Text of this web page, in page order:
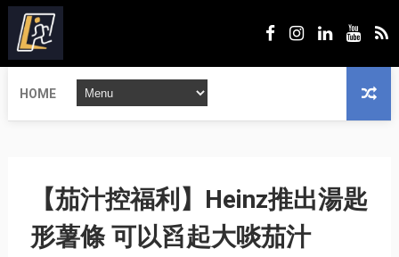
HOME
【茄汁控福利】Heinz推出湯匙
形薯條 可以舀起大啖茄汁